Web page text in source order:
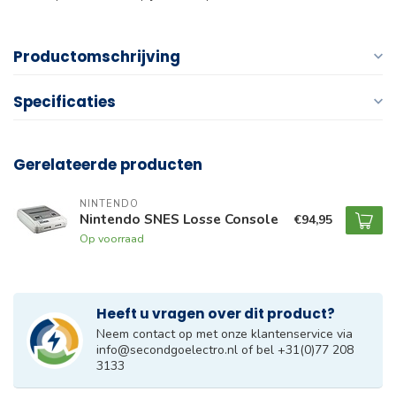
Productomschrijving
Specificaties
Gerelateerde producten
NINTENDO
Nintendo SNES Losse Console
Op voorraad
€94,95
Heeft u vragen over dit product?
Neem contact op met onze klantenservice via
info@secondgoelectro.nl of bel +31(0)77 208
3133